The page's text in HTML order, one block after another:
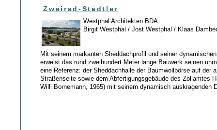
Zweirad-Stadtler
Westphal Architekten BDA
Birgit Westphal / Jost Westphal / Klaas
Mit seinem markanten Sheddachprofil und seiner
erweist das rund zweihundert Meter lange Bauwerk seinen
eine Referenz: der Sheddachhalle der Baumwollbörse auf der
Straßenseite sowie dem Abfertigungsgebäude des Zollamtes
Willi Bornemann, 1965) mit seinem dynamisch auskragenden